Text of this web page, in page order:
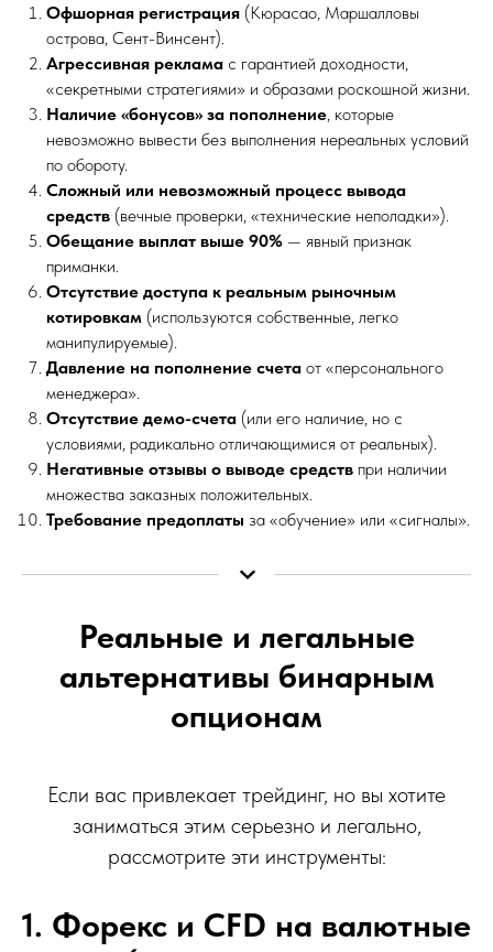
Офшорная регистрация (Кюрасао, Маршалловы
острова, Сент-Винсент).
Агрессивная реклама с гарантией доходности,
«секретными стратегиями» и образами роскошной жизни.
Наличие «бонусов» за пополнение , которые
невозможно вывести без выполнения нереальных условий
по обороту.
Сложный или невозможный процесс вывода
средств (вечные проверки, «технические неполадки»).
Обещание выплат выше 90% — явный признак
приманки.
Отсутствие доступа к реальным рыночным
котировкам (используются собственные, легко
манипулируемые).
Давление на пополнение счета от «персонального
менеджера».
Отсутствие демо-счета (или его наличие, но с
условиями, радикально отличающимися от реальных).
Негативные отзывы о выводе средств при наличии
множества заказных положительных.
Требование предоплаты за «обучение» или «сигналы».
Реальные и легальные
альтернативы бинарным
опционам
Если вас привлекает трейдинг, но вы хотите
заниматься этим серьезно и легально,
рассмотрите эти инструменты:
1. Форекс и CFD на валютные